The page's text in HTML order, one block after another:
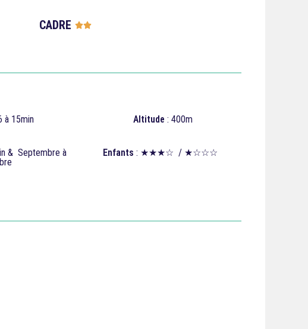
CADRE 
à 15min Altitude : 400m
& Septembre à
Enfants : ★★★☆ / ★☆☆☆